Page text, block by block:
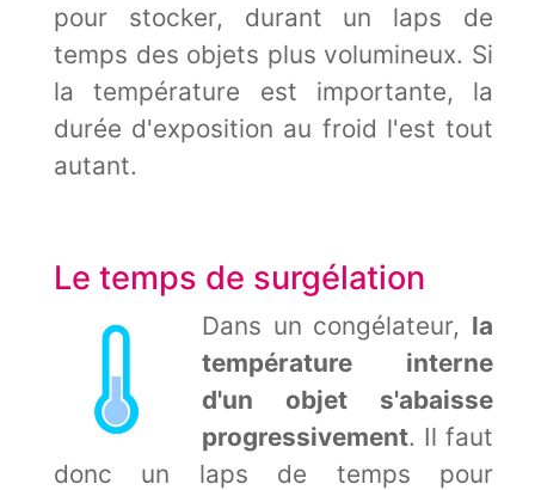
pour stocker, durant un laps de
temps des objets plus volumineux. Si
la température est importante, la
durée d'exposition au froid l'est tout
autant.
Le temps de surgélation
Dans un congélateur, la
température interne
d'un objet s'abaisse
progressivement. Il faut
donc un laps de temps pour